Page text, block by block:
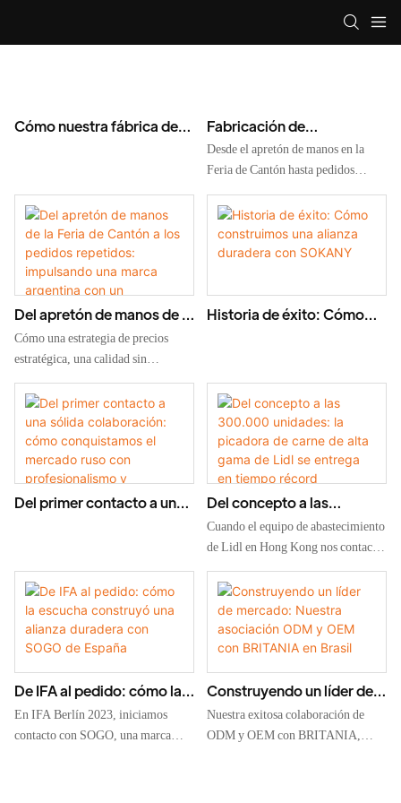
Cómo nuestra fábrica de
de proveedores de VEVOR
y consiguió un pedido de
2000 unidades.
Fabricación de
espumadores de leche
personalizados: Cómo una
marca italiana se convirtió
en un socio OEM/ODM a
largo plazo.
Desde el apretón de manos en la
Feria de Cantón hasta pedidos
000 €: descubra cómo nuestro
servicio OEM/ODM de
espumadores de leche
italiana DIOTROLUX a lanzar
productos que cumplen con la
Del apretón de manos de la
Feria de Cantón a los
pedidos repetidos:
impulsando una marca
argentina con un
fabricante de picadoras de
carne de precisión
Cómo una estrategia de precios
estratégica, una calidad sin
verificada por terceros ayudaron a
SUONO a expandirse en
Sudamérica con nuestras picadoras
de carne de las series MG02 y MGZ.
Historia de éxito: Cómo
Del primer contacto a una
ruso con profesionalismo y
sinceridad en tan solo un
año.
Del concepto a las
300.000 unidades: la
picadora de carne de alta
gama de Lidl se entrega en
tiempo récord
Cuando el equipo de abastecimiento
de Lidl en Hong Kong nos contactó
aceptamos el reto de desarrollar una
nueva picadora de carne de alto
rendimiento para el mercado
alemán. Gracias a un enfoque en
I+D, un estricto cumplimiento de
las certificaciones y una producción
en masa optimizada digitalmente,
entregamos 300.000 unidades de la
De IFA al pedido: cómo la
escucha construyó una
alianza duradera con
En IFA Berlín 2023, iniciamos
contacto con SOGO, una marca
Construyendo un líder de
mercado: Nuestra
asociación ODM y OEM
Nuestra exitosa colaboración de
ODM y OEM con BRITANIA,